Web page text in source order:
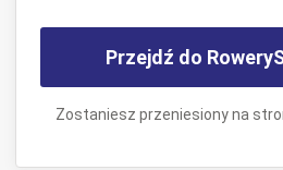
Przejdź do
Zostaniesz przeniesiony na